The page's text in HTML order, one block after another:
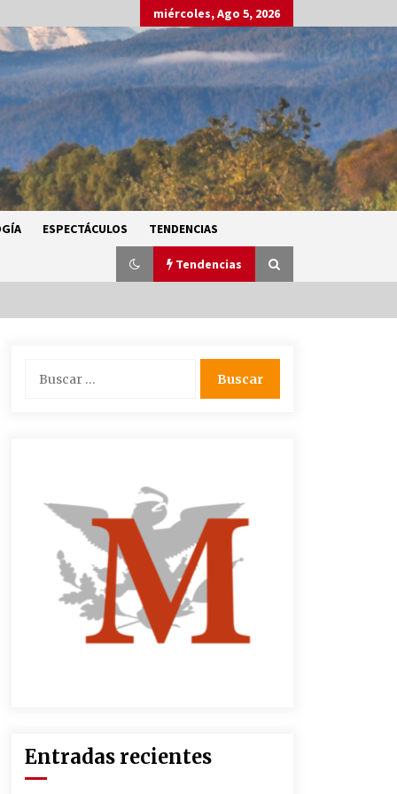
miércoles, Ago 5, 2026
ESPECTÁCULOS TENDENCIAS
Tendencias
granizo y calor extremo en gran
Zar antidrogas de EE.UU.: “vamos
por los políticos mexicanos que
protegen al narco”
2 meses atrás
México libraría posible arancel de
EE.UU. en 85% de sus exportaciones
Entradas recientes